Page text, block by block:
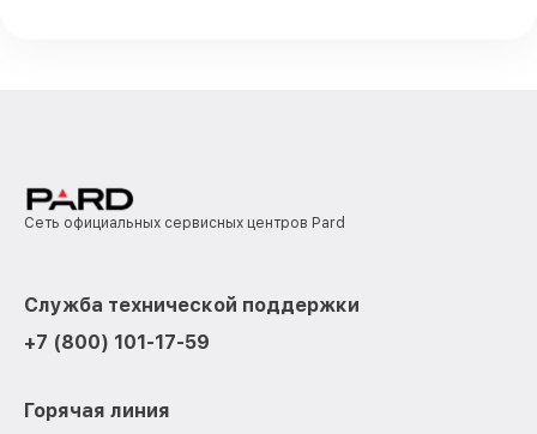
Сеть официальных сервисных центров Pard
Служба технической поддержки
+7 (800) 101-17-59
Горячая линия